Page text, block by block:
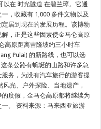
在 时光隧道 在碧兰璋。它通
，收藏有 1,000 多件文物以及
居到现在的发展历程。该博物
，正是这些因素使金马仑高原
高原距离吉隆坡约三小时车
Pulai) 的新路线，也可以选
条公路有蜿蜒的山路和许多急
务，为没有汽车旅行的游客提
光、户外探险、当地遗产，
度假，金马仑高原都将继续为
。 资料来源：马来西亚旅游